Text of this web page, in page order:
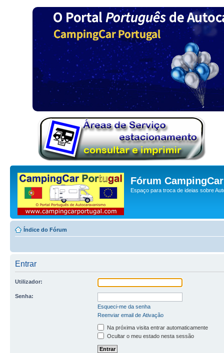
Fórum
Espaço para troca de ideias sobre
Índice do Fórum
Entrar
Utilizador:
Senha:
Esqueci-me da senha
Reenviar email de Ativação
Na próxima visita entrar automaticamente
Ocultar o meu estado nesta sessão